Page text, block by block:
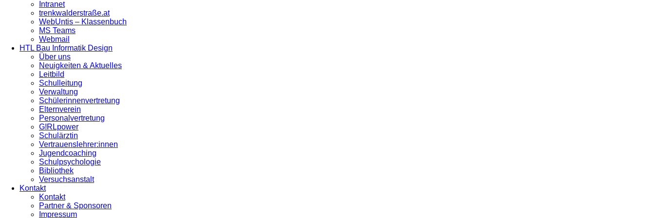
Intranet
trenkwalderstraße.at
WebUntis – Klassenbuch
MS Teams
Webmail
HTL Bau Informatik Design
Über uns
Neuigkeiten & Aktuelles
Leitbild
Schulleitung
Verwaltung
Schülerinnenvertretung
Elternverein
Personalvertretung
G!RLpower
Schulärztin
Vertrauenslehrer:innen
Jugendcoaching
Schulpsychologie
Bibliothek
Versuchsanstalt
Kontakt
Kontakt
Partner & Sponsoren
Impressum